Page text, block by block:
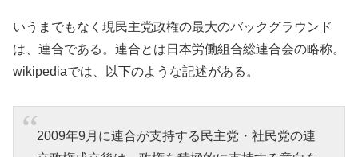
いうまでもなく現民主党政権の最大のバックグラウンド
は、連合である。連合とは日本労働組合総連合会の略称。
wikipediaでは、以下のような記述がある。
2009年9月に連合が支持する民主党・社民党の連